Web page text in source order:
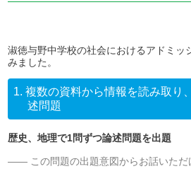
淑徳与野中学校の社会におけるアドミッ
みました。
1. 複数の資料から情報を読み取り
述問題
歴史、地理で1問ずつ論述問題を出題
この問題の出題意図からお話いただ